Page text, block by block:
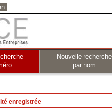
Nouvelle recherche
par nom
enregistrée